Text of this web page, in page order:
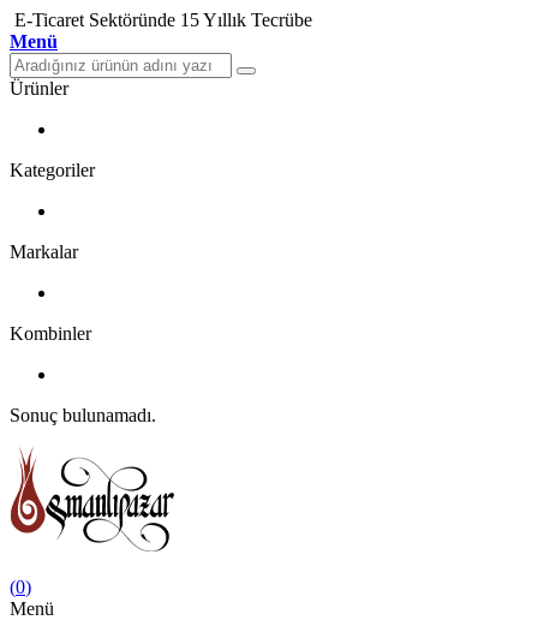
E-Ticaret Sektöründe 15 Yıllık Tecrübe
Menü
Ürünler
Kategoriler
Markalar
Kombinler
Sonuç bulunamadı.
(0)
Menü